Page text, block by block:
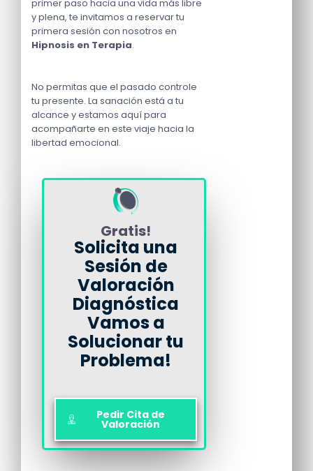
primer paso hacia una vida más libre
y plena, te invitamos a reservar tu
primera sesión con nosotros en
Hipnosis en Terapia.
No permitas que el pasado controle
tu presente. La sanación está a tu
alcance y estamos aquí para
acompañarte en este viaje hacia la
libertad emocional.
Gratis!
Solicita una
Sesión de
Valoración
Diagnóstica
Vamos a
Solucionar tu
Problema!
Pedir Cita de
Valoración